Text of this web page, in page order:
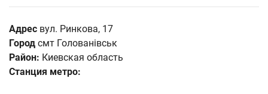
Адрес вул. Ринкова, 17
Город смт Голованівськ
Район: Киевская область
Станция метро: